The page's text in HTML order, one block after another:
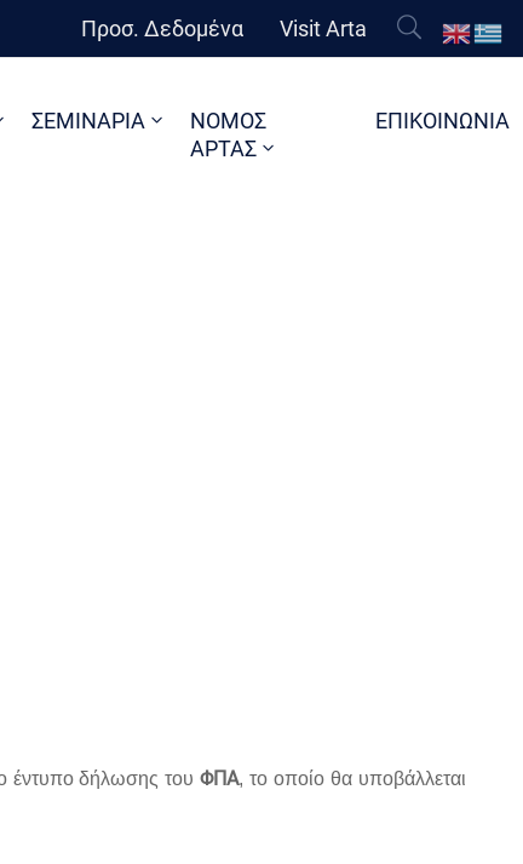
Προσ. Δεδομένα Visit Arta
ΣΕΜΙΝΑΡΙΑ
ΝΟΜΟΣ
ΑΡΤΑΣ
ΕΠΙΚΟΙΝΩΝΙΑ
έντυπο δήλωσης τουΦΠΑ, το οποίο θα υποβάλλεται